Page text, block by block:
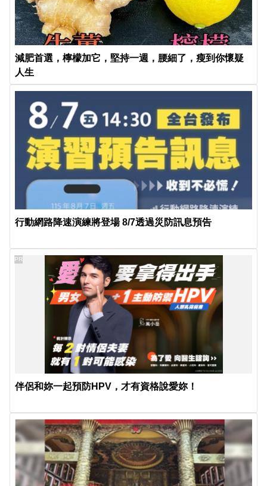
減肥首選，檸檬加它，堅持一週，腰細了，瘦到你懷疑
人生
行動網路降速演練將登場 8/7透過災防訊息預告
伴侶和妳一起預防HPV，才有資格說愛妳！
PR